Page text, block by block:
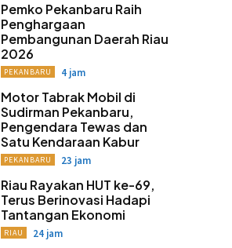
Pemko Pekanbaru Raih
Penghargaan
Pembangunan Daerah Riau
2026
PEKANBARU 4 jam
Motor Tabrak Mobil di
Sudirman Pekanbaru,
Pengendara Tewas dan
Satu Kendaraan Kabur
PEKANBARU 23 jam
Riau Rayakan HUT ke-69,
Terus Berinovasi Hadapi
Tantangan Ekonomi
RIAU 24 jam